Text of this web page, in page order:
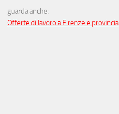
guarda anche:
Offerte di lavoro a Firenze e provincia